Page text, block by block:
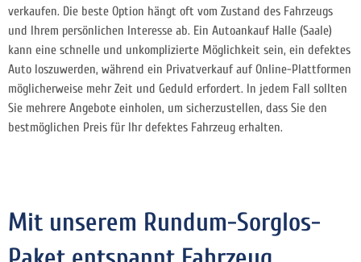
verkaufen. Die beste Option hängt oft vom Zustand des Fahrzeugs
und Ihrem persönlichen Interesse ab. Ein Autoankauf Halle (Saale)
kann eine schnelle und unkomplizierte Möglichkeit sein, ein defektes
Auto loszuwerden, während ein Privatverkauf auf Online-Plattformen
möglicherweise mehr Zeit und Geduld erfordert. In jedem Fall sollten
Sie mehrere Angebote einholen, um sicherzustellen, dass Sie den
bestmöglichen Preis für Ihr defektes Fahrzeug erhalten.
Mit unserem Rundum-Sorglos-